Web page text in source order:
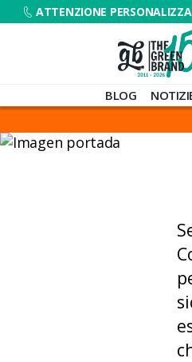
ATTENZIONE
de
Barato
BLOG